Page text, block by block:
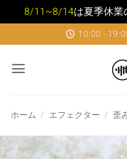
8/11~8/14は夏季休業
to
content
10:00 -
ホーム / エフェクター / 歪